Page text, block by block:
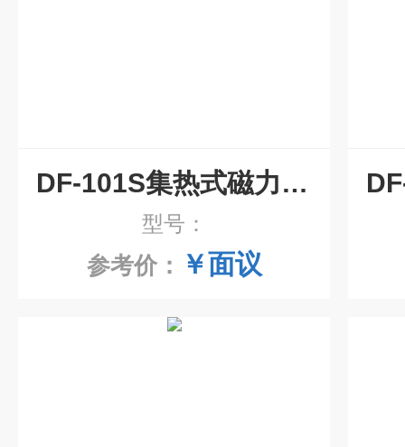
DF-101S集热式磁力搅拌器
型号：
参考价： ￥面议